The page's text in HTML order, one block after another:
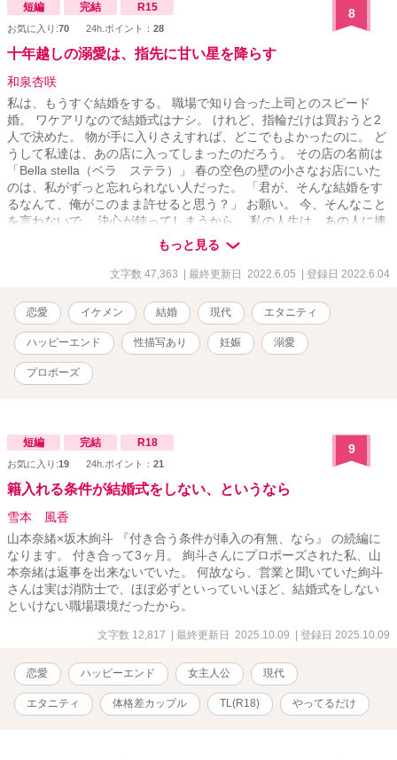
短編 完結 R15
お気に入り:70 24h.ポイント： 28
8
十年越しの溺愛は、指先に甘い星を降らす
和泉杏咲
私は、もうすぐ結婚をする。 職場で知り合った上司とのスピード
婚。 ワケアリなので結婚式はナシ。 けれど、指輪だけは買おうと2
人で決めた。 物が手に入りさえすれば、どこでもよかったのに。 ど
うして私達は、あの店に入ってしまったのだろう。 その店の名前は
「Bella stella（ベラ ステラ）」 春の空色の壁の小さなお店にいた
のは、私がずっと忘れられない人だった。 「君が、そんな結婚をす
るなんて、俺がこのまま許せると思う？」 お願い。 今、そんなこと
を言わないで。 決心が鈍ってしまうから。 私の人生は、あの人に捧
げると決めてしまったのだから。 ⌒＊｡*ﾟ＊⌒＊ﾟ*｡＊⌒＊｡*ﾟ＊⌒＊
ﾟ*｡＊⌒＊｡*ﾟ 東雲美空（28） 会社員 × 如月理玖（28） 有名ジュ
エリー作家 ⌒＊｡*ﾟ＊⌒＊ﾟ*｡＊⌒＊｡*ﾟ＊⌒＊ ﾟ*｡＊⌒＊｡*ﾟ
もっと見る
文字数 47,363 | 最終更新日 2022.6.05 | 登録日 2022.6.04
恋愛 イケメン 結婚 現代 エタニティ
ハッピーエンド 性描写あり 妊娠 溺愛
プロポーズ
短編 完結 R18
お気に入り:19 24h.ポイント： 21
9
籍入れる条件が結婚式をしない、というなら
雪本 風香
山本奈緒×坂木絢斗 『付き合う条件が挿入の有無、なら』 の続編に
なります。 付き合って3ヶ月。 絢斗さんにプロポーズされた私、山
本奈緒は返事を出来ないでいた。 何故なら、営業と聞いていた絢斗
さんは実は消防士で、ほぼ必ずといっていいほど、結婚式をしない
といけない職場環境だったから。
文字数 12,817 | 最終更新日 2025.10.09 | 登録日 2025.10.09
恋愛 ハッピーエンド 女主人公 現代
エタニティ 体格差カップル TL(R18) やってるだけ